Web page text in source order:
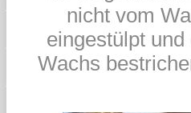
nicht vom
eingestülpt
Wachs